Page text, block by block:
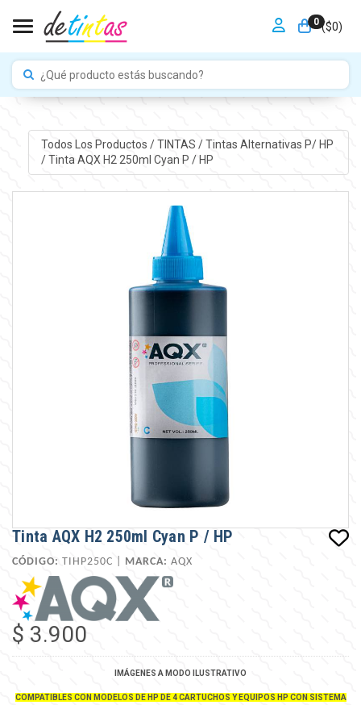
0 ($0)
Toggle navigation
Todos Los Productos /TINTAS /Tintas Alternativas P/ HP
/Tinta AQX H2 250ml Cyan P / HP
Tinta AQX H2 250ml Cyan P / HP
CÓDIGO: TIHP250C | MARCA: AQX
$ 3.900
IMÁGENES A MODO ILUSTRATIVO
COMPATIBLES CON MODELOS DE HP DE 4 CARTUCHOS Y EQUIPOS HP CON SISTEMA